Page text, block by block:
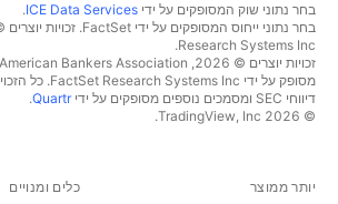
בחר נתוני שוק המסופקים על ידי ICE Data Services
.
Research Systems Inc.‏
מסופק על ידי FactSet Research Systems Inc. כל הזכויות שמורות.
דיווחי SEC ומסמכים נוספים מסופקים על ידי
Quartr
.
© 2026 ‏TradingView, Inc.‏
יותר ממוצר כלים ומנויים